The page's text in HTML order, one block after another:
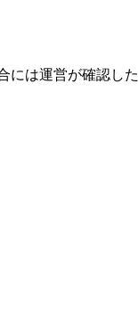
には運営が確認した